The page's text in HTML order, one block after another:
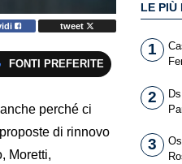
tweet
FONTI PREFERITE
perché ci
di rinnovo
Moretti,
LE PIÙ
1
2
3